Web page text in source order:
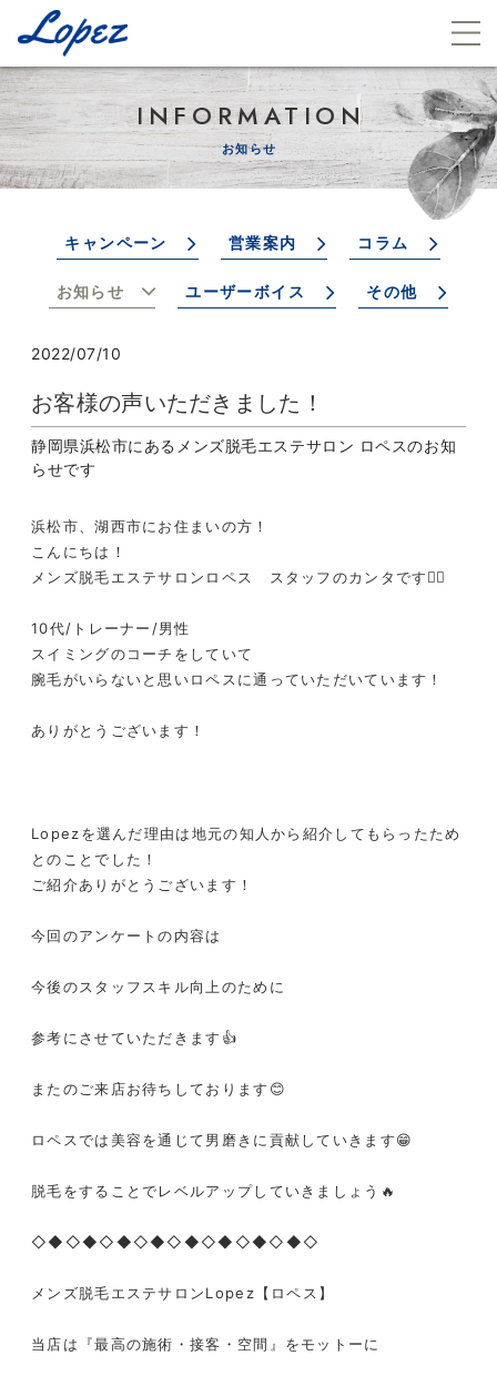
INFORMATION
お知らせ
キャンペーン 営業案内 コラム
お知らせ ユーザーボイス その他
2022/07/10
お客様の声いただきました！
静岡県浜松市にあるメンズ脱毛エステサロン ロペスのお知
らせです
浜松市、湖西市にお住まいの方！
こんにちは！
メンズ脱毛エステサロンロペス スタッフのカンタです❤️‍🔥
10代/トレーナー/男性
スイミングのコーチをしていて
腕毛がいらないと思いロペスに通っていただいています！
ありがとうございます！
Lopezを選んだ理由は地元の知人から紹介してもらったため
とのことでした！
ご紹介ありがとうございます！
今回のアンケートの内容は
今後のスタッフスキル向上のために
参考にさせていただきます👍
またのご来店お待ちしております😊
ロペスでは美容を通じて男磨きに貢献していきます😁
脱毛をすることでレベルアップしていきましょう🔥
◇◆◇◆◇◆◇◆◇◆◇◆◇◆◇◆◇
メンズ脱毛エステサロンLopez【ロペス】
当店は『最高の施術・接客・空間』をモットーに